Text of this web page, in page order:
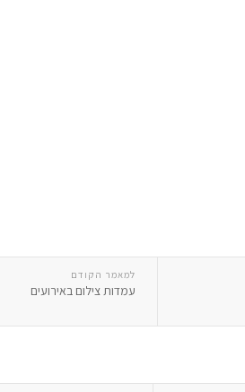
למאמר הקודם
עמדות צילום באירועים